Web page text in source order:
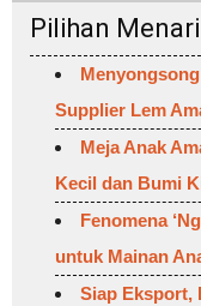
Pilihan
Supplier Lem
Meja Anak
Kecil dan Bumi
Fenomena
untuk Mainan
Siap Eksport,